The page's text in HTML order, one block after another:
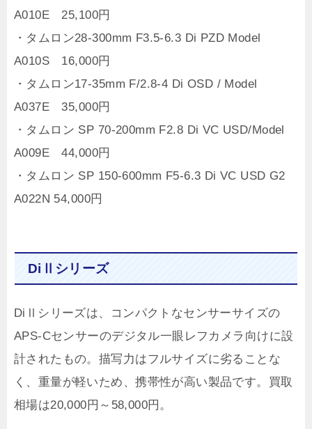
A010E 25,100円
・タムロン28-300mm F3.5-6.3 Di PZD Model
A010S 16,000円
・タムロン17-35mm F/2.8-4 Di OSD / Model
A037E 35,000円
・タムロン SP 70-200mm F2.8 Di VC USD/Model
A009E 44,000円
・タムロン SP 150-600mm F5-6.3 Di VC USD G2
A022N 54,000円
DiⅡシリーズ
DiⅡシリーズは、コンパクトなセンサーサイズの
APS-Cセンサーのデジタル一眼レフカメラ向けに設
計されたもの。描写力はフルサイズに劣ることな
く、重量が軽いため、携帯性が高い製品です。買取
相場は20,000円～58,000円。